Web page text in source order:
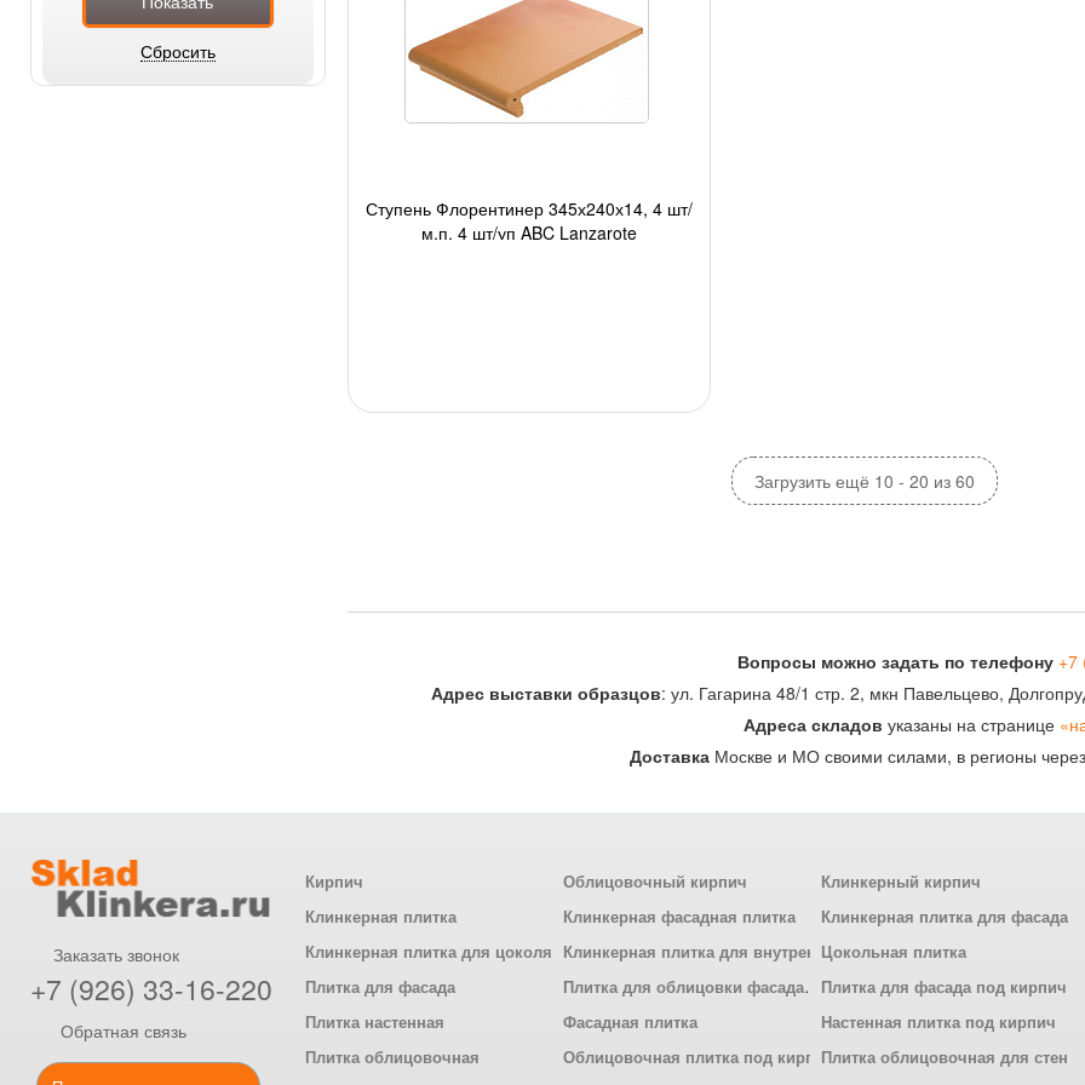
Ступень Флорентинер 345х240х14, 4 шт/
м.п, 4 шт/уп ABC Lanzarote
Загрузить ещё 10 - 20 из 60
Вопросы можно задать по телефону +7
Адрес выставки образцов: ул. Гагарина 48/1 стр. 2, мкн Павельцево,
Адреса складов указаны на странице
Доставка Москве и МО своими силами, в регионы
Заказать звонок
+7 (926) 33-16-220
Обратная связь
Кирпич Облицовочный кирпич
Клинкерный кирпич
Клинкерная плитка
Клинкерная фасадная плитка
Клинкерная плитка для фасада
Клинкерная плитка для цоколя Клинкерная плитка для внутренней отделки
Цокольная плитка
Плитка для фасада
Плитка для облицовки фасада
Плитка для фасада под кирпич
Плитка настенная
Фасадная плитка
Настенная плитка под кирпич
Плитка облицовочная
Облицовочная плитка под кирпичПлитка облицовочная для стен